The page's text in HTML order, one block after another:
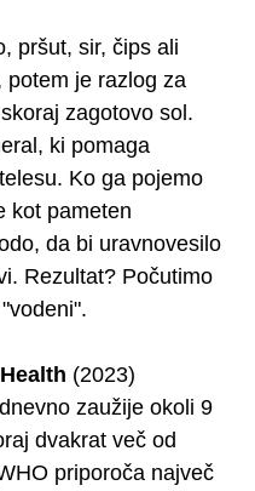
pršut, sir, čips ali
potem je razlog za
zagotovo sol.
ki pomaga
Ko ga pojemo
kot pameten
da bi uravnovesilo
Rezultat? Počutimo
(2023)
zaužije okoli 9
dvakrat več od
priporoča največ